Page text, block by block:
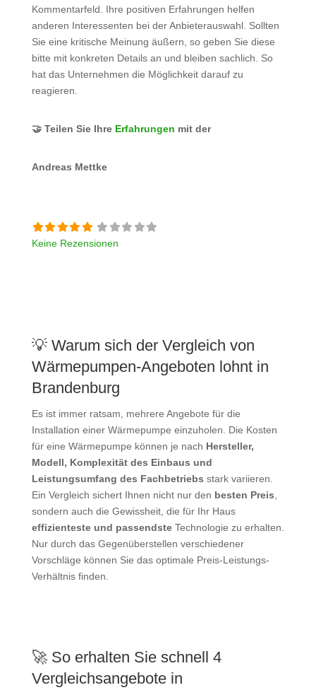
Kommentarfeld. Ihre positiven Erfahrungen helfen
anderen Interessenten bei der Anbieterauswahl. Sollten
Sie eine kritische Meinung äußern, so geben Sie diese
bitte mit konkreten Details an und bleiben sachlich. So
hat das Unternehmen die Möglichkeit darauf zu
reagieren.
🤝 Teilen Sie Ihre Erfahrungen mit der
Andreas Mettke
Keine Rezensionen
💡 Warum sich der Vergleich von
Wärmepumpen-Angeboten lohnt in
Brandenburg
Es ist immer ratsam, mehrere Angebote für die
Installation einer Wärmepumpe einzuholen. Die Kosten
für eine Wärmepumpe können je nach Hersteller,
Modell, Komplexität des Einbaus und
Leistungsumfang des Fachbetriebs stark variieren.
Ein Vergleich sichert Ihnen nicht nur den besten Preis,
sondern auch die Gewissheit, die für Ihr Haus
effizienteste und passendsteTechnologie zu erhalten.
Nur durch das Gegenüberstellen verschiedener
Vorschläge können Sie das optimale Preis-Leistungs-
Verhältnis finden.
🚀 So erhalten Sie schnell 4
Vergleichsangebote in